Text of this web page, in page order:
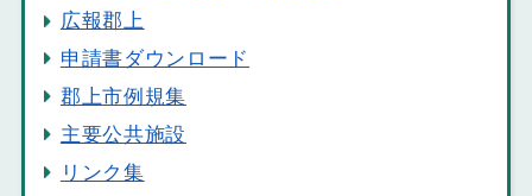
広報郡上
申請書ダウンロード
郡上市例規集
主要公共施設
リンク集